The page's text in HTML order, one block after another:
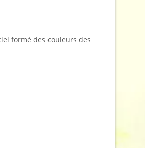
formé des couleurs des